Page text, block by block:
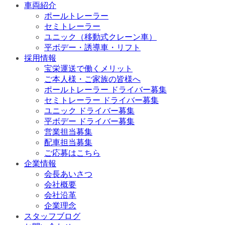
車両紹介
ポールトレーラー
セミトレーラー
ユニック（移動式クレーン車）
平ボデー・誘導車・リフト
採用情報
宝栄運送で働くメリット
ご本人様・ご家族の皆様へ
ポールトレーラー ドライバー募集
セミトレーラー ドライバー募集
ユニック ドライバー募集
平ボデー ドライバー募集
営業担当募集
配車担当募集
ご応募はこちら
企業情報
会長あいさつ
会社概要
会社沿革
企業理念
スタッフブログ